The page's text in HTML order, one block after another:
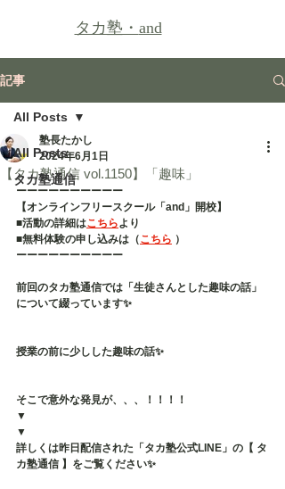
タカ塾・and
記事
All Posts
タカ塾通信
All Posts
【タカ塾通信 vol.1150】「趣味」
塾長たかし
2024年6月1日
ーーーーーーーーーー
【オンラインフリースクール「and」開校】
■活動の詳細はこちらより
■無料体験の申し込みは（こちら ）
ーーーーーーーーーー
前回のタカ塾通信では「生徒さんとした趣味の話」
について綴っています✨
授業の前に少しした趣味の話✨
そこで意外な発見が、、、！！！！
▼
▼
詳しくは昨日配信された「タカ塾公式LINE」の【 タ
カ塾通信 】をご覧ください✨